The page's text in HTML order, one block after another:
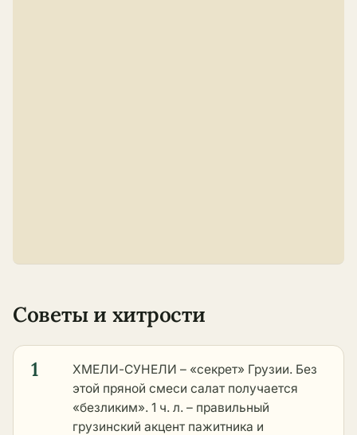
Советы и хитрости
1
ХМЕЛИ-СУНЕЛИ – «секрет» Грузии. Без
этой пряной смеси салат получается
«безликим». 1 ч. л. – правильный
грузинский акцент пажитника и